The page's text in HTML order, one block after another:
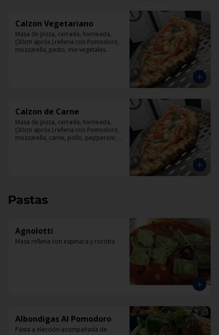
Calzon Vegetariano
Masa de pizza, cerrada, horneada,
(30cm apróx.) rellena con Pomodoro,
mozzarella, pesto, mix vegetales.
Calzon de Carne
Masa de pizza, cerrada, horneada,
(30cm apróx.) rellena con Pomodoro,
mozzarella, carne, pollo, pepperoni,
Pastas
Agnolotti
Masa rellena con espinaca y rocotta
Albondigas Al Pomodoro
Pasta a elección acompañada de